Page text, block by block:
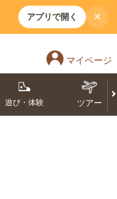
アプリで開く ×
マイページ
遊び・体験 ツアー